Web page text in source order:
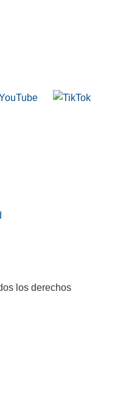
los derechos